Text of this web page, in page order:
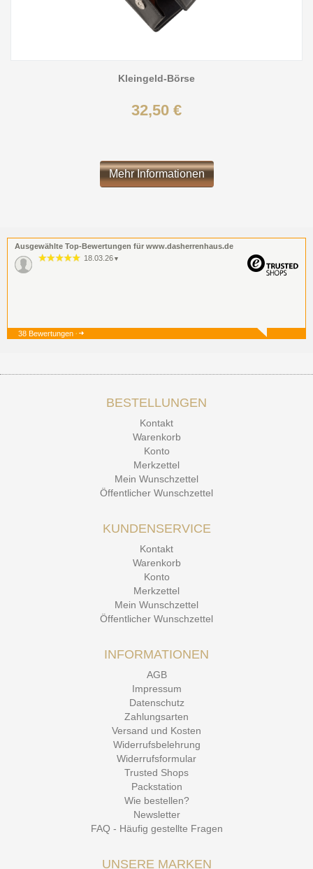
Kleingeld-Börse
32,50 €
Mehr Informationen
Ausgewählte Top-Bewertungen für www.dasherrenhaus.de
18.03.26 ▼
▼
38 Bewertungen
BESTELLUNGEN
Kontakt
Warenkorb
Konto
Merkzettel
Mein Wunschzettel
Öffentlicher Wunschzettel
KUNDENSERVICE
Kontakt
Warenkorb
Konto
Merkzettel
Mein Wunschzettel
Öffentlicher Wunschzettel
INFORMATIONEN
AGB
Impressum
Datenschutz
Zahlungsarten
Versand und Kosten
Widerrufsbelehrung
Widerrufsformular
Trusted Shops
Packstation
Wie bestellen?
Newsletter
FAQ - Häufig gestellte Fragen
UNSERE MARKEN